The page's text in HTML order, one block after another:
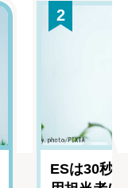
2
ESは30秒